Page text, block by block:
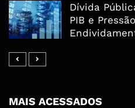
Dívida
PIB e
MAIS ACESSADOS